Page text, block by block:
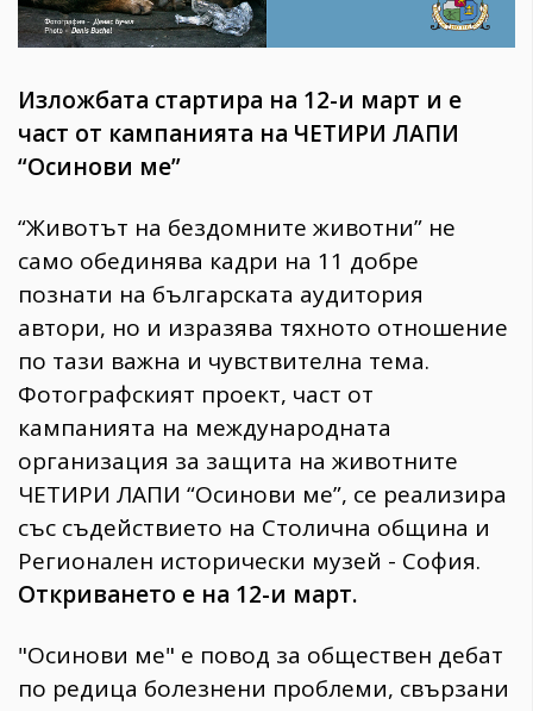
Изложбата стартира на 12-и март и е
част от кампанията на ЧЕТИРИ ЛАПИ
“Осинови ме”
“Животът на бездомните животни” не
само обединява кадри на 11 добре
познати на българската аудитория
автори, но и изразява тяхното отношение
по тази важна и чувствителна тема.
Фотографският проект, част от
кампанията на международната
организация за защита на животните
ЧЕТИРИ ЛАПИ “Осинови ме”, се реализира
със съдействието на Столична община и
Регионален исторически музей - София.
Откриването е на 12-и март.
"Осинови ме" е повод за обществен дебат
по редица болезнени проблеми, свързани